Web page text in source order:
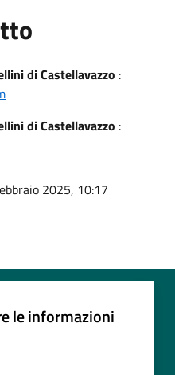
di Castellavazzo :
di Castellavazzo :
2025, 10:17
le informazioni